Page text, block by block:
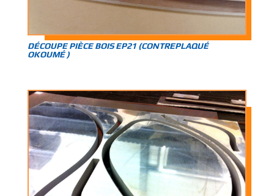
DÉCOUPE PIÈCE BOIS EP21 (CONTREPLAQUÉ
OKOUMÉ )